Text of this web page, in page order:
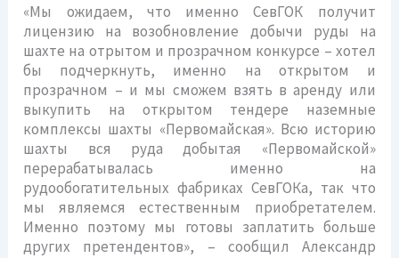
«Мы ожидаем, что именно СевГОК получит
лицензию на возобновление добычи руды на
шахте на отрытом и прозрачном конкурсе – хотел
бы подчеркнуть, именно на открытом и
прозрачном – и мы сможем взять в аренду или
выкупить на открытом тендере наземные
комплексы шахты «Первомайская». Всю историю
шахты вся руда добытая «Первомайской»
перерабатывалась именно на
рудообогатительных фабриках СевГОКа, так что
мы являемся естественным приобретателем.
Именно поэтому мы готовы заплатить больше
других претендентов», – сообщил Александр